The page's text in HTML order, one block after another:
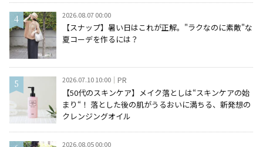
2026.08.07 00:00
【スナップ】暑い日はこれが正解。"ラクなのに素敵"な
夏コーデを作るには？
2026.07.10 10:00 PR
【50代のスキンケア】メイク落としは“スキンケアの始
まり“！ 落とした後の肌がうるおいに満ちる、新発想の
クレンジングオイル
2026.08.05 00:00